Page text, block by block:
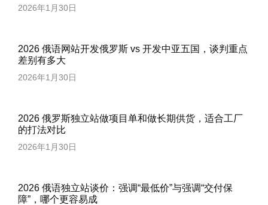
2026年1月30日
2026 俄语网站开发俄罗斯 vs 开发中亚五国，谈判重点
差别有多大
2026年1月30日
2026 俄罗斯独立站做项目单和做长期供货，适合工厂
的打法对比
2026年1月30日
2026 俄语独立站谈价：强调“最低价”与强调“交付保
障”，哪个更容易成